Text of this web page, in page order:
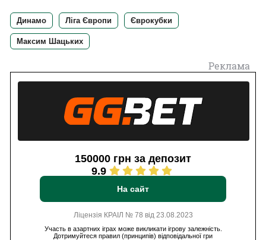
Динамо Ліга Європи Єврокубки
Максим Шацьких
Реклама
150000 грн за депозит
9.9
На сайт
Ліцензія КРАІЛ № 78 від 23.08.2023
Участь в азартних іграх може викликати ігрову залежність.
Дотримуйтеся правил (принципів) відповідальної гри